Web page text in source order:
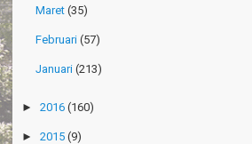
Maret (35)
Februari (57)
Januari (213)
► 2016 (160)
► 2015 (9)